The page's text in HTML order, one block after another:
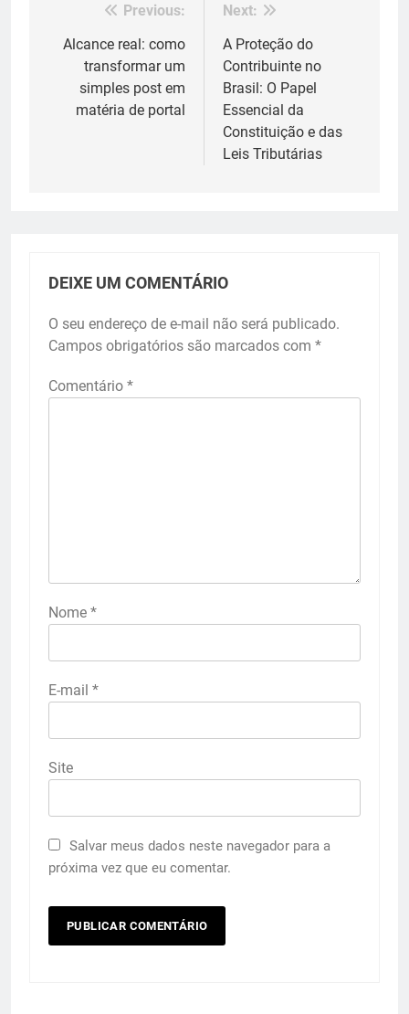
Navegação
de
Post
Previous:
Alcance real: como
transformar um
simples post em
matéria de portal
Next:
A Proteção do
Contribuinte no
Brasil: O Papel
Essencial da
Constituição e das
Leis Tributárias
DEIXE UM COMENTÁRIO
O seu endereço de e-mail não será publicado.
Campos obrigatórios são marcados com *
Comentário *
Nome *
E-mail *
Site
Salvar meus dados neste navegador para a
próxima vez que eu comentar.